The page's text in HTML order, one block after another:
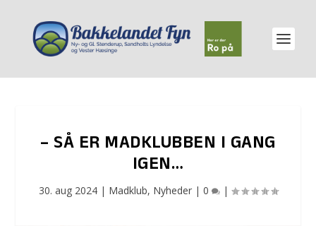
– SÅ ER MADKLUBBEN I GANG
IGEN…
30. aug 2024| Madklub, Nyheder| 0 |